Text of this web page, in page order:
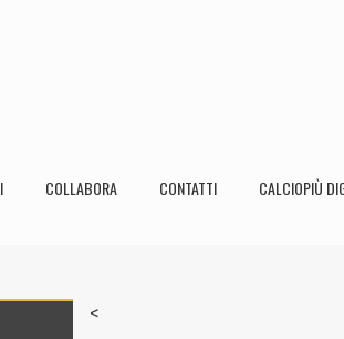
COLLABORA CONTATTI CALCIOPIÙ
<